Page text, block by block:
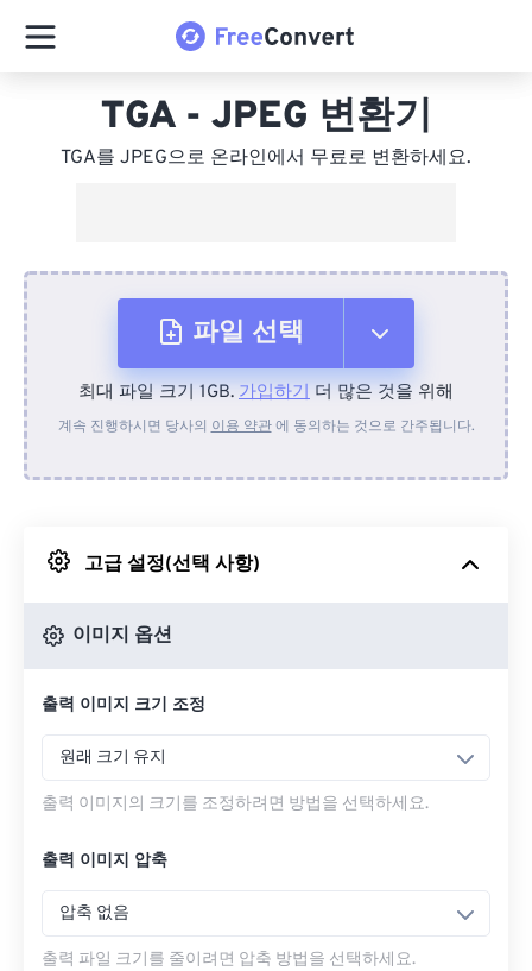
TGA - JPEG 변환기
TGA를 JPEG으로 온라인에서 무료로 변환하세요.
파일 선택
장치에서
Google 드라이브에서
최대 파일 크기 1GB. 가입하기 더 많은 것을 위해
계속 진행하시면 당사의 이용 약관에 동의하는 것으로 간주됩니다.
고급 설정(선택 사항)
이미지 옵션
출력 이미지 크기 조정
원래 크기 유지
출력 이미지의 크기를 조정하려면 방법을 선택하세요.
출력 이미지 압축
압축 없음
출력 파일 크기를 줄이려면 압축 방법을 선택하세요.